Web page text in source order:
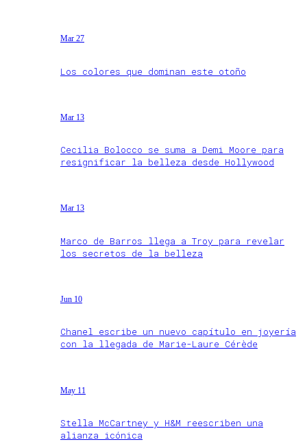
Mar 27
Los colores que dominan este otoño
Mar 13
Cecilia Bolocco se suma a Demi Moore para
resignificar la belleza desde Hollywood
Mar 13
Marco de Barros llega a Troy para revelar
los secretos de la belleza
Jun 10
Chanel escribe un nuevo capítulo en joyería
con la llegada de Marie-Laure Cérède
May 11
Stella McCartney y H&M reescriben una
alianza icónica